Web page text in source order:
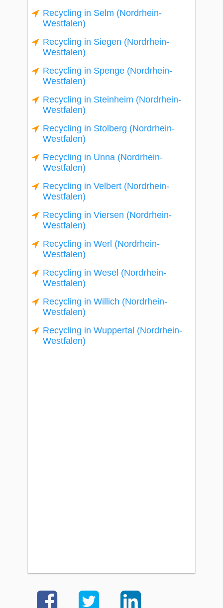
Recycling in Selm (Nordrhein-
Westfalen)
Recycling in Siegen (Nordrhein-
Westfalen)
Recycling in Spenge (Nordrhein-
Westfalen)
Recycling in Steinheim (Nordrhein-
Westfalen)
Recycling in Stolberg (Nordrhein-
Westfalen)
Recycling in Unna (Nordrhein-
Westfalen)
Recycling in Velbert (Nordrhein-
Westfalen)
Recycling in Viersen (Nordrhein-
Westfalen)
Recycling in Werl (Nordrhein-
Westfalen)
Recycling in Wesel (Nordrhein-
Westfalen)
Recycling in Willich (Nordrhein-
Westfalen)
Recycling in Wuppertal (Nordrhein-
Westfalen)